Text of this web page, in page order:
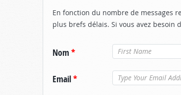
En fonction du nombre de messages
plus brefs délais. Si vous avez besoin
Nom *
Email*